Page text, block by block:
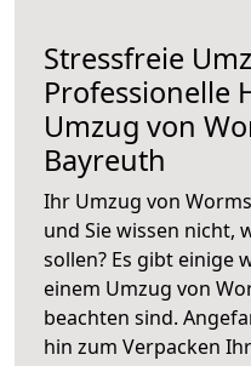
Stressfreie
Professionelle
Umzug von
Bayreuth
Ihr Umzug von
und Sie wissen nicht,
sollen? Es gibt einige
einem Umzug von
beachten sind.
hin zum Verpacken